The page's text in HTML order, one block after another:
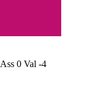
Ass 0 Val -4